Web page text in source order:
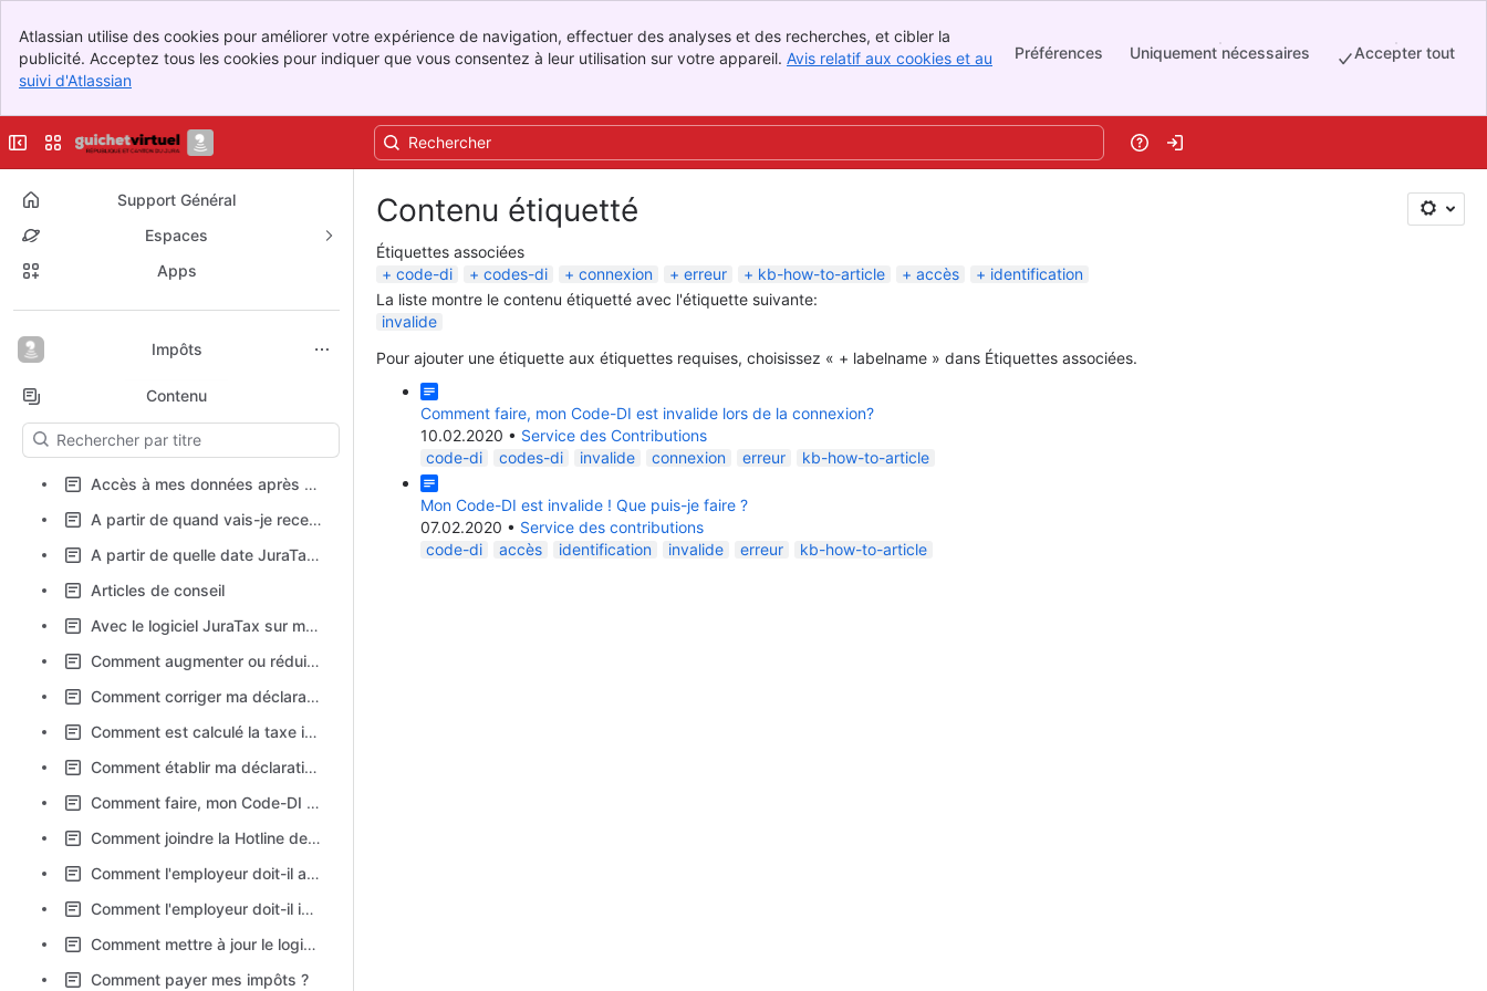
Banner
Top Bar
Sidebar
Atlassian utilise des cookies pour améliorer votre expérience de navigation, effectuer des analyses et des recherches, et cibler la
publicité. Acceptez tous les cookies pour indiquer que vous consentez à leur utilisation sur votre appareil. Avis relatif aux cookies et au
suivi d'Atlassian
Préférences Uniquement nécessaires Accepter tout
Réduire la barre latérale
Changer de site ou d'app AideSe connecter
Support Général
Espaces
Apps
Impôts
Retour en haut
Contenu
Les résultats se mettront à jour au fur et à mesure de votre saisie.
Accès à mes données après un téléversement Code-DI ?
A partir de quand vais-je recevoir une déclaration d’impôt ?
A partir de quelle date JuraTax Logiciel et JuraTax Online sont-ils disponibles ?
Articles de conseil
Avec le logiciel JuraTax sur mon poste de travail, je n'arrive pas à téléverser.
Comment augmenter ou réduire la taille des caractères ?
Comment corriger ma déclaration d'impôt téléversée
Comment est calculé la taxe immobilière ?
Comment établir ma déclaration d'impôt ?
Comment faire, mon Code-DI est invalide lors de la connexion?
Comment joindre la Hotline de JuraTax ?
Comment l'employeur doit-il annoncer les jours de télétravail dans le certificat de salaire ?
Comment l'employeur doit-il indiquer les Réductions de l'Horaire de Travail (RHT) dans le certificat de salaire ?
Comment mettre à jour le logiciel JuraTax ?
Comment payer mes impôts ?
Contenu étiquetté
Étiquettes associées
code-di
codes-di connexion erreur kb-how-to-article accès
identification
La liste montre le contenu étiquetté avec l'étiquette suivante:
invalide
Pour ajouter une étiquette aux étiquettes requises, choisissez « + labelname » dans Étiquettes associées.
Comment faire, mon Code-DI est invalide lors de la connexion?
10.02.2020 • Service des Contributions
code-di
codes-di invalide connexion erreur kb-how-to-article
Mon Code-DI est invalide ! Que puis-je faire ?
07.02.2020 • Service des contributions
code-di
accès identification invalide erreur kb-how-to-article